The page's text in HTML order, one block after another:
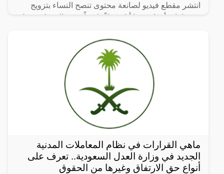
انتشر مقطع فيديو لصانعة محتوى تنصح النساء بتزويج
زوجها بامرأة ثانية، ما أثار جدلاً واسعاً. وفي المقطع، تقول
ماهي القرارات في نظام المعاملات المدنية
الجديد في وزارة العدل السعودية.. تعرف على
أنواع حق الارتفاق وغيرها من الحقوق